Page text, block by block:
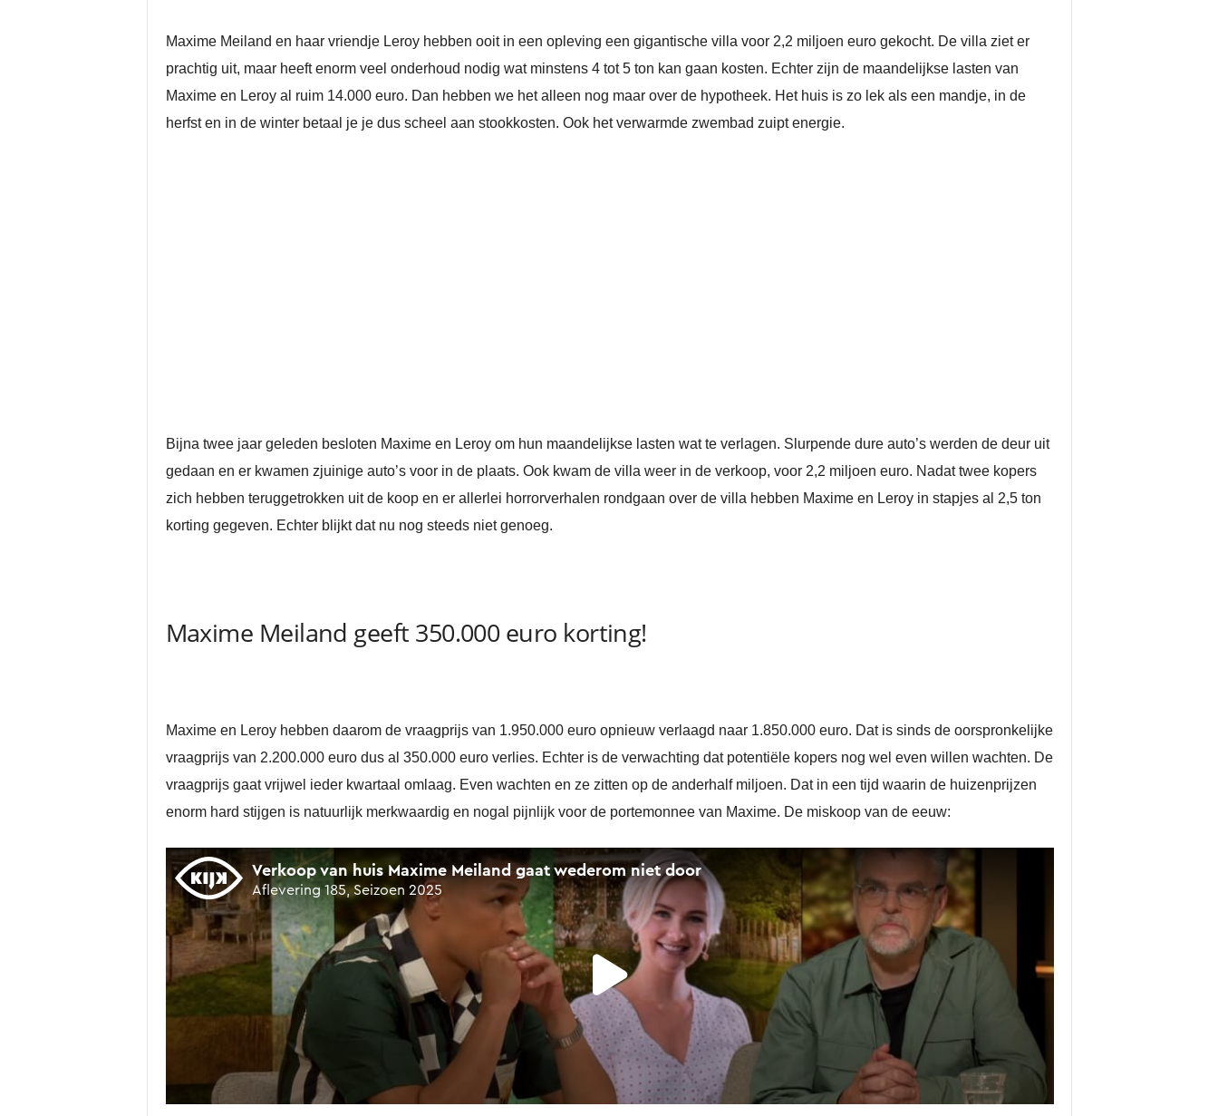
Maxime Meiland en haar vriendje Leroy hebben ooit in een opleving een gigantische villa voor 2,2 miljoen euro gekocht. De villa ziet er
prachtig uit, maar heeft enorm veel onderhoud nodig wat minstens 4 tot 5 ton kan gaan kosten. Echter zijn de maandelijkse lasten van
Maxime en Leroy al ruim 14.000 euro. Dan hebben we het alleen nog maar over de hypotheek. Het huis is zo lek als een mandje, in de
herfst en in de winter betaal je je dus scheel aan stookkosten. Ook het verwarmde zwembad zuipt energie.
Bijna twee jaar geleden besloten Maxime en Leroy om hun maandelijkse lasten wat te verlagen. Slurpende dure auto’s werden de deur uit
gedaan en er kwamen zjuinige auto’s voor in de plaats. Ook kwam de villa weer in de verkoop, voor 2,2 miljoen euro. Nadat twee kopers
zich hebben teruggetrokken uit de koop en er allerlei horrorverhalen rondgaan over de villa hebben Maxime en Leroy in stapjes al 2,5 ton
korting gegeven. Echter blijkt dat nu nog steeds niet genoeg.
Maxime Meiland geeft 350.000 euro korting!
Maxime en Leroy hebben daarom de vraagprijs van 1.950.000 euro opnieuw verlaagd naar 1.850.000 euro. Dat is sinds de oorspronkelijke
vraagprijs van 2.200.000 euro dus al 350.000 euro verlies. Echter is de verwachting dat potentiële kopers nog wel even willen wachten. De
vraagprijs gaat vrijwel ieder kwartaal omlaag. Even wachten en ze zitten op de anderhalf miljoen. Dat in een tijd waarin de huizenprijzen
enorm hard stijgen is natuurlijk merkwaardig en nogal pijnlijk voor de portemonnee van Maxime. De miskoop van de eeuw: